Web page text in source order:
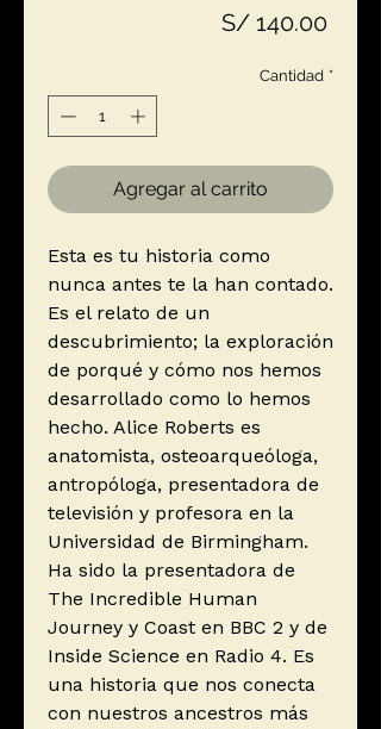
S/ 140.00Precio
Cantidad *
Agregar al carrito
Esta es tu historia como
nunca antes te la han contado.
Es el relato de un
descubrimiento; la exploración
de porqué y cómo nos hemos
desarrollado como lo hemos
hecho. Alice Roberts es
anatomista, osteoarqueóloga,
antropóloga, presentadora de
televisión y profesora en la
Universidad de Birmingham.
Ha sido la presentadora de
The Incredible Human
Journey y Coast en BBC 2 y de
Inside Science en Radio 4. Es
una historia que nos conecta
con nuestros ancestros más